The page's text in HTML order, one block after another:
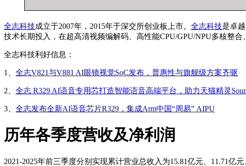
全志科技成立于2007年，2015年于深交所创业板上市。 全志科技是卓
技术长期投入，在超高清视频编解码、高性能CPU/GPU/NPU多核整
全志科技利好信息：
1、 全志V821与V881 AI眼镜视觉SoC发布，普惠性与旗舰级方案齐驱
2、 全志 R329 AI语音专用芯打造智能语音高端平台，助力天猫精灵
3、 全志发布全新AI语音芯片R329，集成Arm中国“周易” AIPU
历年各季度营收及净利润
2021-2025年前三季度分别实现累计营业总收入为15.81亿元、11.71亿